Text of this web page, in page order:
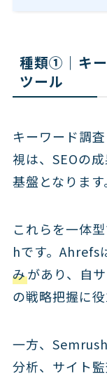
種類①｜キ
ツール
キーワード調
視は、SEOの
基盤となります
これらを一体
hです。Ahrefs
みがあり、自
の戦略把握に役
一方、
分析、サイト